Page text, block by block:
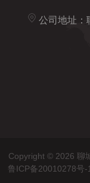
公司地址：
Copyright © 2026 聊
鲁ICP备20010278号-